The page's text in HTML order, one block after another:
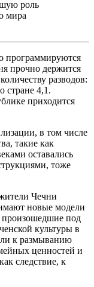
роль
мира
программируются
прочно держится
разводов:
стране 4,1.
приходится
в том числе
такие как
оставались
тоже
Чечни
новые модели
под
культуры в
к размыванию
ценностей и
следствие, к